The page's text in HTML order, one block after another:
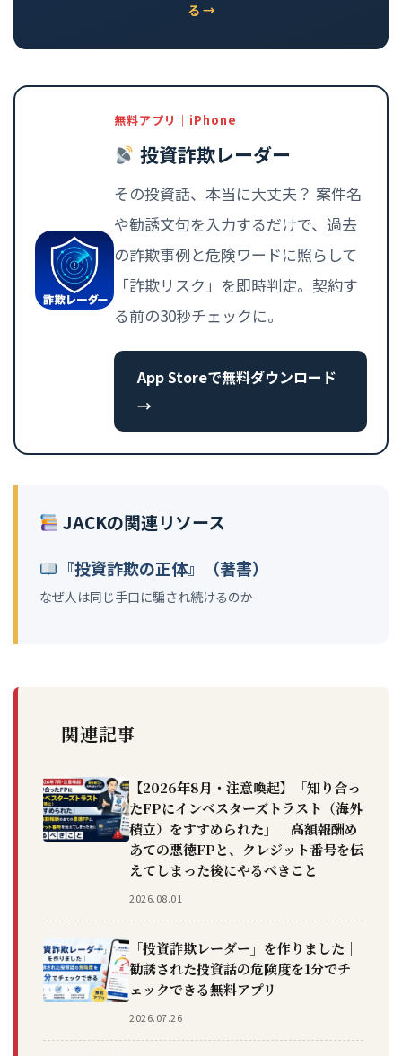
る →
無料アプリ｜iPhone
投資詐欺レーダー
その投資話、本当に大丈夫？ 案件名
や勧誘文句を入力するだけで、過去
の詐欺事例と危険ワードに照らして
「詐欺リスク」を即時判定。契約す
る前の30秒チェックに。
App Storeで無料ダウンロード
→
JACKの関連リソース
『投資詐欺の正体』（著書）
なぜ人は同じ手口に騙され続けるのか
関連記事
【2026年8月・注意喚起】「知り合っ
たFPにインベスターズトラスト（海外
積立）をすすめられた」｜高額報酬め
あての悪徳FPと、クレジット番号を伝
えてしまった後にやるべきこと
2026.08.01
「投資詐欺レーダー」を作りました｜
勧誘された投資話の危険度を1分でチ
ェックできる無料アプリ
2026.07.26